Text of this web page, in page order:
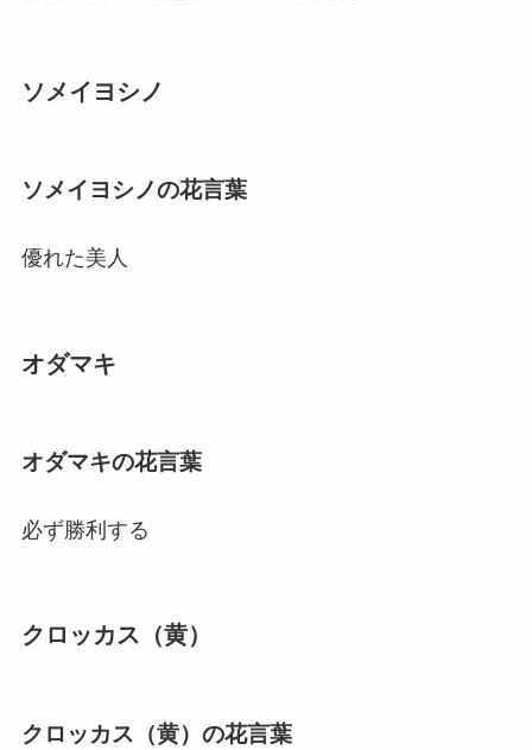
ソメイヨシノ
ソメイヨシノの花言葉
優れた美人
オダマキ
オダマキの花言葉
必ず勝利する
クロッカス（黄）
クロッカス（黄）の花言葉